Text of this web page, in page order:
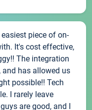
piece of on-
It's cost effective,
The integration
and has allowed us
possible!! Tech
I rarely leave
are good, and I